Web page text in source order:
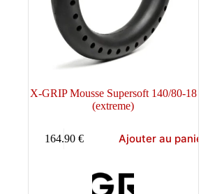
X-GRIP Mousse Supersoft 140/80-18
(extreme)
164.90 € Ajouter au panier